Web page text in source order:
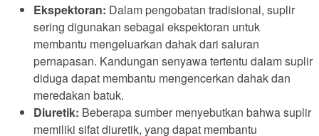
Ekspektoran: Dalam pengobatan tradisional, suplir
sering digunakan sebagai ekspektoran untuk
membantu mengeluarkan dahak dari saluran
pernapasan. Kandungan senyawa tertentu dalam suplir
diduga dapat membantu mengencerkan dahak dan
meredakan batuk.
Diuretik: Beberapa sumber menyebutkan bahwa suplir
memiliki sifat diuretik, yang dapat membantu